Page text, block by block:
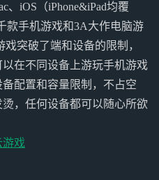
、iOS（iPhone&iPad均覆
款手机游戏和3A大作电脑游
突破了端和设备的限制，
在不同设备上游玩手机游戏
配置和容量限制，不占空
，任何设备都可以随心所欲
游戏